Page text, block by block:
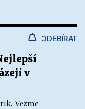
ODEBÍRAT
v
Vezme